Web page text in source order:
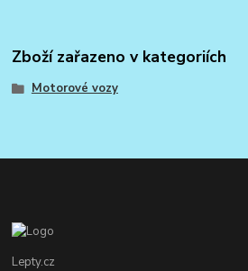
Zboží zařazeno v kategoriích
Motorové vozy
Lepty.cz